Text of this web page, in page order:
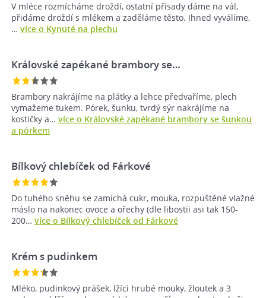
V mléce rozmícháme droždí, ostatní přísady dáme na vál,
přidáme droždí s mlékem a zaděláme těsto. Ihned vyválíme,
… více o Kynuté na plechu
Královské zapékané brambory se…
Brambory nakrájíme na plátky a lehce předvaříme, plech
vymažeme tukem. Pórek, šunku, tvrdý sýr nakrájíme na
kostičky a… více o Královské zapékané brambory se šunkou
a pórkem
Bílkový chlebíček od Fárkové
Do tuhého sněhu se zamíchá cukr, mouka, rozpuštěné vlažné
máslo na nakonec ovoce a ořechy (dle libostii asi tak 150-
200… více o Bílkový chlebíček od Fárkové
Krém s pudinkem
Mléko, pudinkový prášek, lžíci hrubé mouky, žloutek a 3